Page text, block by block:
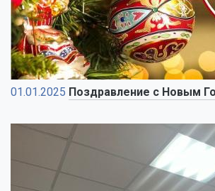
01.01.2025 Поздравление с Новым